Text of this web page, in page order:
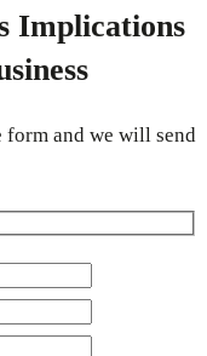
Implications
form and we will send